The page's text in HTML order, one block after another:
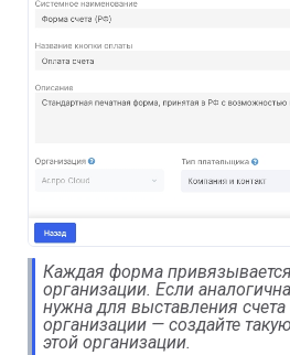
Каждая форма
организации. Если
нужна для выставления счета
организации — создайте
этой организации.